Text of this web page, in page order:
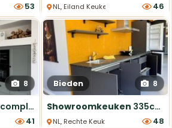
53 NL, Eiland Keukens 46
8
Showroom keuken compleet met apparatuur €5.245
41
Bieden 8
Showroomkeuken 335cm - compleet met apparatuur
NL, Rechte Keukens 48